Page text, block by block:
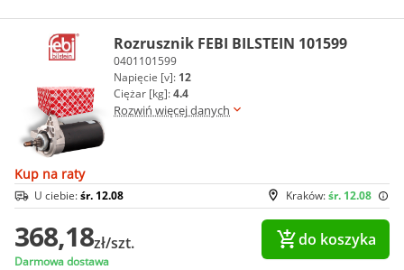
Rozrusznik FEBI BILSTEIN 101599
0401101599
Napięcie [v]: 12
Ciężar [kg]:4.4
Rozwiń więcej danych
Kup na raty
Kraków:śr. 12.08
U ciebie:śr. 12.08
368,18zł/szt.
Darmowa dostawa
do koszyka